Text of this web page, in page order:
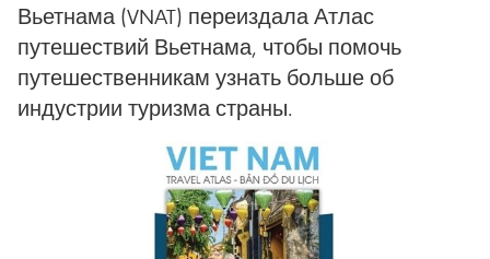
Вьетнама (VNAT) переиздала Атлас
путешествий Вьетнама, чтобы помочь
путешественникам узнать больше об
индустрии туризма страны.